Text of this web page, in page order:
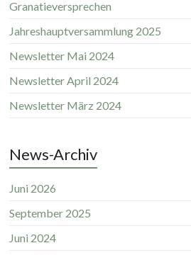
Granatieversprechen
Jahreshauptversammlung 2025
Newsletter Mai 2024
Newsletter April 2024
Newsletter März 2024
News-Archiv
Juni 2026
September 2025
Juni 2024